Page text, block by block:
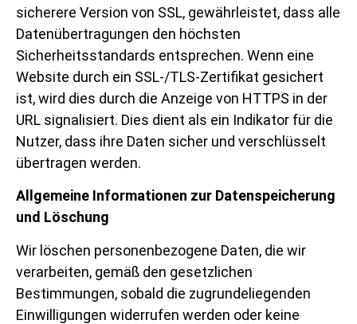
sicherere Version von SSL, gewährleistet, dass alle
Datenübertragungen den höchsten
Sicherheitsstandards entsprechen. Wenn eine
Website durch ein SSL-/TLS-Zertifikat gesichert
ist, wird dies durch die Anzeige von HTTPS in der
URL signalisiert. Dies dient als ein Indikator für die
Nutzer, dass ihre Daten sicher und verschlüsselt
übertragen werden.
Allgemeine Informationen zur Datenspeicherung
und Löschung
Wir löschen personenbezogene Daten, die wir
verarbeiten, gemäß den gesetzlichen
Bestimmungen, sobald die zugrundeliegenden
Einwilligungen widerrufen werden oder keine